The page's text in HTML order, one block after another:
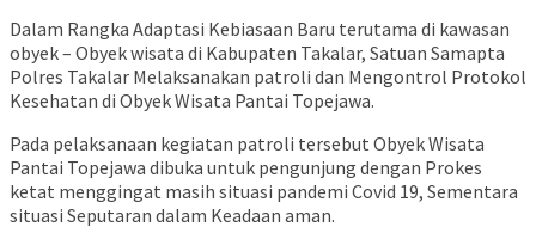
Dalam Rangka Adaptasi Kebiasaan Baru terutama di kawasan
obyek – Obyek wisata di Kabupaten Takalar, Satuan Samapta
Polres Takalar Melaksanakan patroli dan Mengontrol Protokol
Kesehatan di Obyek Wisata Pantai Topejawa.
Pada pelaksanaan kegiatan patroli tersebut Obyek Wisata
Pantai Topejawa dibuka untuk pengunjung dengan Prokes
ketat menggingat masih situasi pandemi Covid 19, Sementara
situasi Seputaran dalam Keadaan aman.